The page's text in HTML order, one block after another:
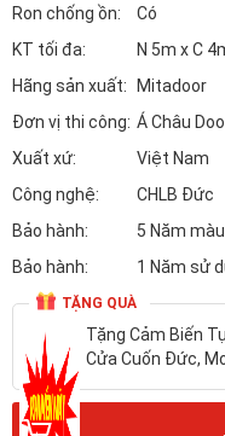
Ron chống ồn:
Có
KT tối đa:
N 5m x C
Hãng sản xuất:
Mitadoor
Đơn vị thi công: Á Châu
Xuất xứ:
Việt Nam
Công nghệ:
CHLB Đức
Bảo hành:
5 Năm
Bảo hành:
1 Năm sử
TẶNG QUÀ
Tặng Cảm Biến
Cửa Cuốn Đức,